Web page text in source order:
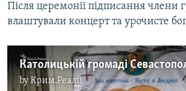
Після церемонії підписання члени
влаштували концерт та урочисте
byКрим.Реалії